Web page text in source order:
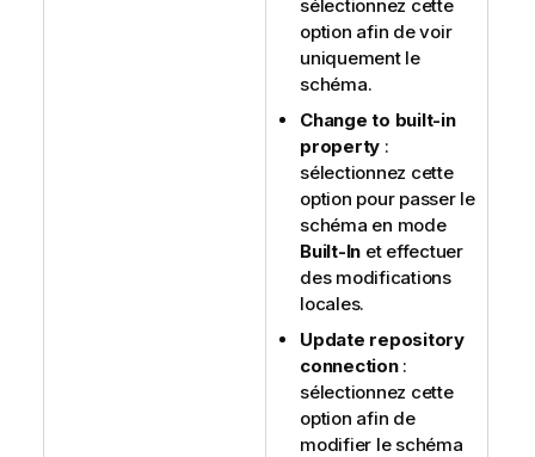
sélectionnez cette
option afin de voir
uniquement le
schéma.
Change to built-in
property :
sélectionnez cette
option pour passer le
schéma en mode
Built-In et effectuer
des modifications
locales.
Update repository
connection:
sélectionnez cette
option afin de
modifier le schéma